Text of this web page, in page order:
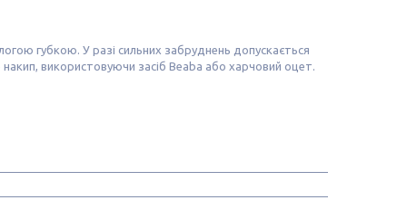
губкою. У разі сильних забруднень допускається
використовуючи засіб Beaba або харчовий оцет.